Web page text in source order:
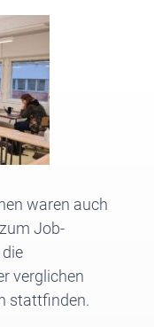
waren auch
Job-
verglichen
stattfinden.